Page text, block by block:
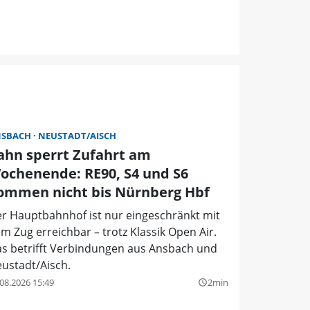
NEUSTADT/AISCH
sperrt Zufahrt am
RE90, S4 und S6
nicht bis Nürnberg Hbf
Hauptbahnhof ist nur eingeschränkt mit
Zug erreichbar – trotz Klassik Open Air.
betrifft Verbindungen aus Ansbach und
Aisch.
15:49 query_builder2min